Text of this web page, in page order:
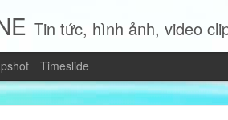
Tin tức, hình ảnh, video clip,
Timeslide